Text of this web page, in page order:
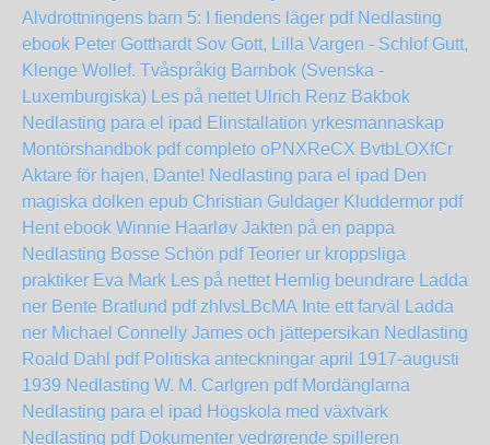
Alvdrottningens barn 5: I fiendens läger pdf Nedlasting
ebook Peter Gotthardt Sov Gott, Lilla Vargen - Schlof Gutt,
Klenge Wollef. Tvåspråkig Barnbok (Svenska -
Luxemburgiska) Les på nettet Ulrich Renz Bakbok
Nedlasting para el ipad Elinstallation yrkesmannaskap
Montörshandbok pdf completo oPNXReCX BvtbLOXfCr
Aktare för hajen, Dante! Nedlasting para el ipad Den
magiska dolken epub Christian Guldager Kluddermor pdf
Hent ebook Winnie Haarløv Jakten på en pappa
Nedlasting Bosse Schön pdf Teorier ur kroppsliga
praktiker Eva Mark Les på nettet Hemlig beundrare Ladda
ner Bente Bratlund pdf zhlvsLBcMA Inte ett farväl Ladda
ner Michael Connelly James och jättepersikan Nedlasting
Roald Dahl pdf Politiska anteckningar april 1917-augusti
1939 Nedlasting W. M. Carlgren pdf Mordänglarna
Nedlasting para el ipad Högskola med växtvärk
Nedlasting pdf Dokumenter vedrørende spilleren